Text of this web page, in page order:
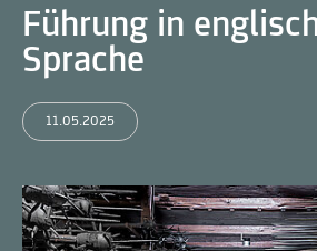
Führung in
Sprache
11.05.2025